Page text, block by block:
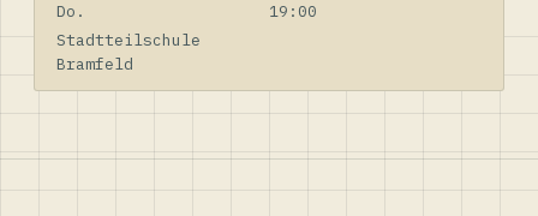
Do.
19:00
Stadtteilschule
Bramfeld